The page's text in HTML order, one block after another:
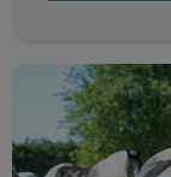
Endoscopie